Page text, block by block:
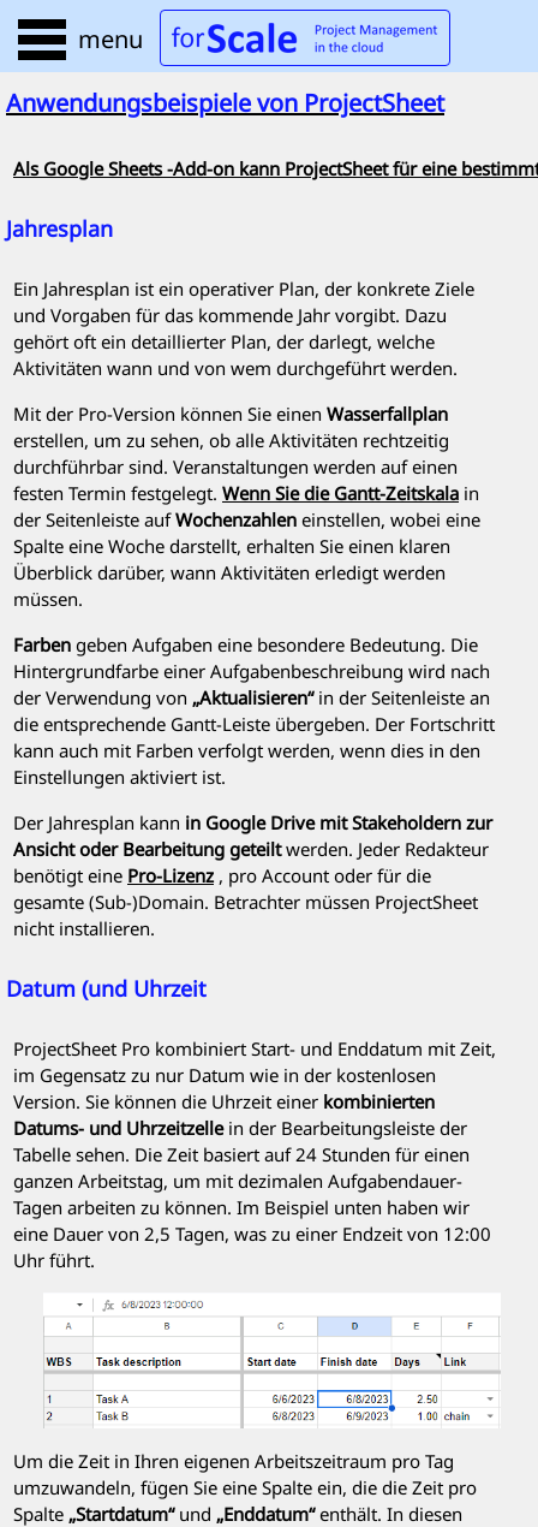
menu
Anwendungsbeispiele von ProjectSheet
Als Google Sheets-Add-on kann ProjectSheet für eine
Jahresplan
Ein Jahresplan ist ein operativer Plan, der konkrete Ziele
und Vorgaben für das kommende Jahr vorgibt. Dazu
gehört oft ein detaillierter Plan, der darlegt, welche
Aktivitäten wann und von wem durchgeführt werden.
Mit der Pro-Version können Sie einen Wasserfallplan
erstellen, um zu sehen, ob alle Aktivitäten rechtzeitig
durchführbar sind. Veranstaltungen werden auf einen
festen Termin festgelegt. Wenn Sie die Gantt-Zeitskala in
der Seitenleiste aufWochenzahlen einstellen, wobei eine
Spalte eine Woche darstellt, erhalten Sie einen klaren
Überblick darüber, wann Aktivitäten erledigt werden
müssen.
Farben geben Aufgaben eine besondere Bedeutung. Die
Hintergrundfarbe einer Aufgabenbeschreibung wird nach
der Verwendung von „Aktualisieren“in der Seitenleiste an
die entsprechende Gantt-Leiste übergeben. Der Fortschritt
kann auch mit Farben verfolgt werden, wenn dies in den
Einstellungen aktiviert ist.
Der Jahresplan kann in Google Drive mit Stakeholdern zur
Ansicht oder Bearbeitung geteiltwerden. Jeder Redakteur
benötigt eine Pro-Lizenz , pro Account oder für die
gesamte (Sub-)Domain. Betrachter müssen ProjectSheet
nicht installieren.
Datum (und Uhrzeit
ProjectSheet Pro kombiniert Start- und Enddatum mit Zeit,
im Gegensatz zu nur Datum wie in der kostenlosen
Version. Sie können die Uhrzeit einer kombinierten
Datums- und Uhrzeitzellein der Bearbeitungsleiste der
Tabelle sehen. Die Zeit basiert auf 24 Stunden für einen
ganzen Arbeitstag, um mit dezimalen Aufgabendauer-
Tagen arbeiten zu können. Im Beispiel unten haben wir
eine Dauer von 2,5 Tagen, was zu einer Endzeit von 12:00
Uhr führt.
Um die Zeit in Ihren eigenen Arbeitszeitraum pro Tag
umzuwandeln, fügen Sie eine Spalte ein, die die Zeit pro
Spalte „Startdatum“und „Enddatum“enthält. In diesen